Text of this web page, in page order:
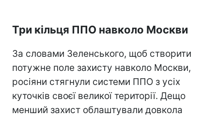
Три кільця ППО навколо Москви
За словами Зеленського, щоб створити
потужне поле захисту навколо Москви,
росіяни стягнули системи ППО з усіх
куточків своєї великої території. Дещо
менший захист облаштували довкола